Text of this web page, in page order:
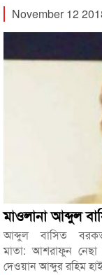
November 12
মাওলানা আব্দুল
আব্দুল বাসিত
মাতা: আশরাফুন নেছা
দেওয়ান আব্দুর রহিম